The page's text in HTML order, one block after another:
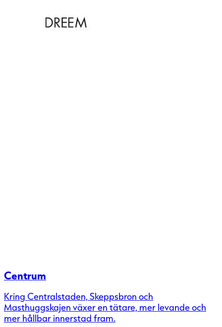
Centrum
Kring Centralstaden, Skeppsbron och
Masthuggskajen växer en tätare, mer levande och
mer hållbar innerstad fram.